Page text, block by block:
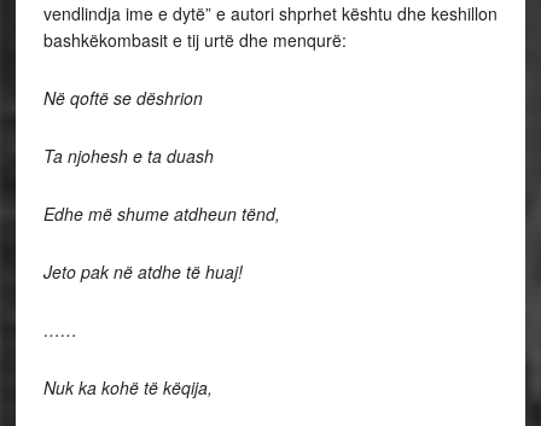
vendlindja ime e dytë” e autori shprhet kështu dhe keshillon
bashkëkombasit e tij urtë dhe menqurë:
Në qoftë se dëshrion
Ta njohesh e ta duash
Edhe më shume atdheun tënd,
Jeto pak në atdhe të huaj!
……
Nuk ka kohë të këqija,